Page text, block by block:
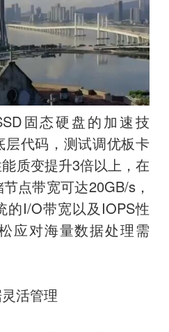
固态硬盘的加速技
代码，测试调优板卡
质变提升3倍以上，在
点带宽可达20GB/s，
的I/O带宽以及IOPS性
应对海量数据处理需
活管理